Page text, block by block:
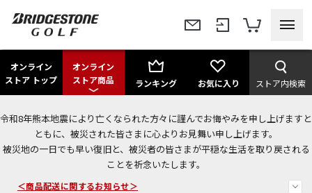
オンライン
ストア トップ
オンライン
ストア商品
ランキング お気に入り ストア内検索
令和8年熊本地震により亡くなられた方々に謹んでお悔やみを申し上げますと
ともに、被災された皆さまに心よりお見舞い申し上げます。
被災地の一日でも早い復旧と、被災者の皆さまが平穏な生活を取り戻される
ことを祈念いたします。
＜夏季休暇中のご注文・発送・お問い合わせ＞
今なら新規会員登録で1,000円OFFクーポンプレゼント！
＜商品配送に関するお知らせ＞